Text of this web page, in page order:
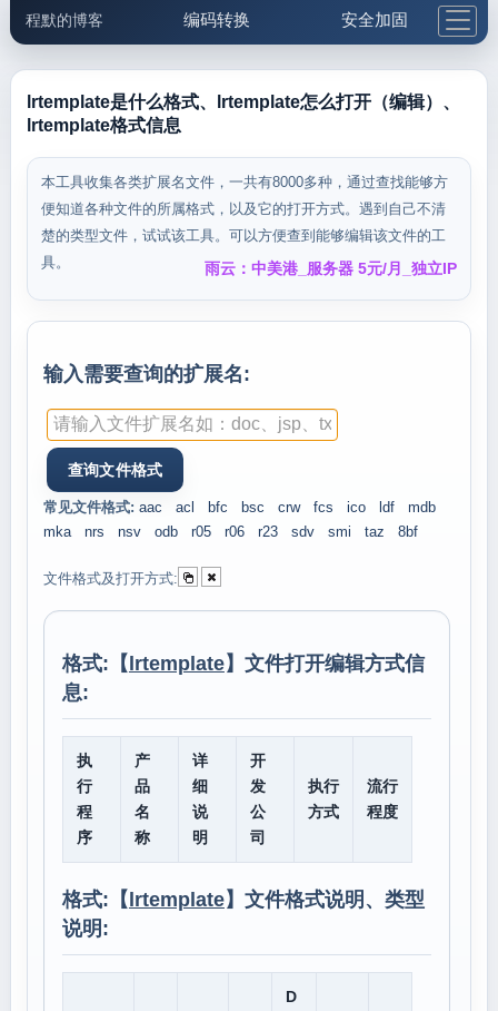
程默的博客 编码转换 安全加固
邮件工具 生活便民 更多工具
lrtemplate是什么格式、lrtemplate怎么打开（编辑）、
lrtemplate格式信息
本工具收集各类扩展名文件，一共有8000多种，通过查找能够方
便知道各种文件的所属格式，以及它的打开方式。遇到自己不清
楚的类型文件，试试该工具。可以方便查到能够编辑该文件的工
具。
雨云：中美港_服务器 5元/月_独立IP
输入需要查询的扩展名:
常见文件格式: aac acl bfc bsc crw fcs ico ldf
mdb
mka
nrs nsv odb r05 r06 r23 sdv smi taz 8bf
文件格式及打开方式:
格式:【 lrtemplate】文件打开编辑方式信
息:
执
行
程
序
产
品
名
称
详
细
说
明
开
发
公
司
执行
方式
流行
程度
格式:【 lrtemplate】文件格式说明、类型
说明:
D